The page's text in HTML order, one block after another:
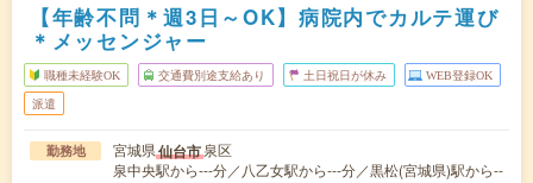
【年齢不問＊週3日～OK】病院内でカルテ運び
＊メッセンジャー
職種未経験OK 交通費別途支給あり 土日祝日が休み WEB登録OK
派遣
勤務地 宮城県仙台市泉区
泉中央駅から---分／八乙女駅から---分／黒松(宮城県)駅から--